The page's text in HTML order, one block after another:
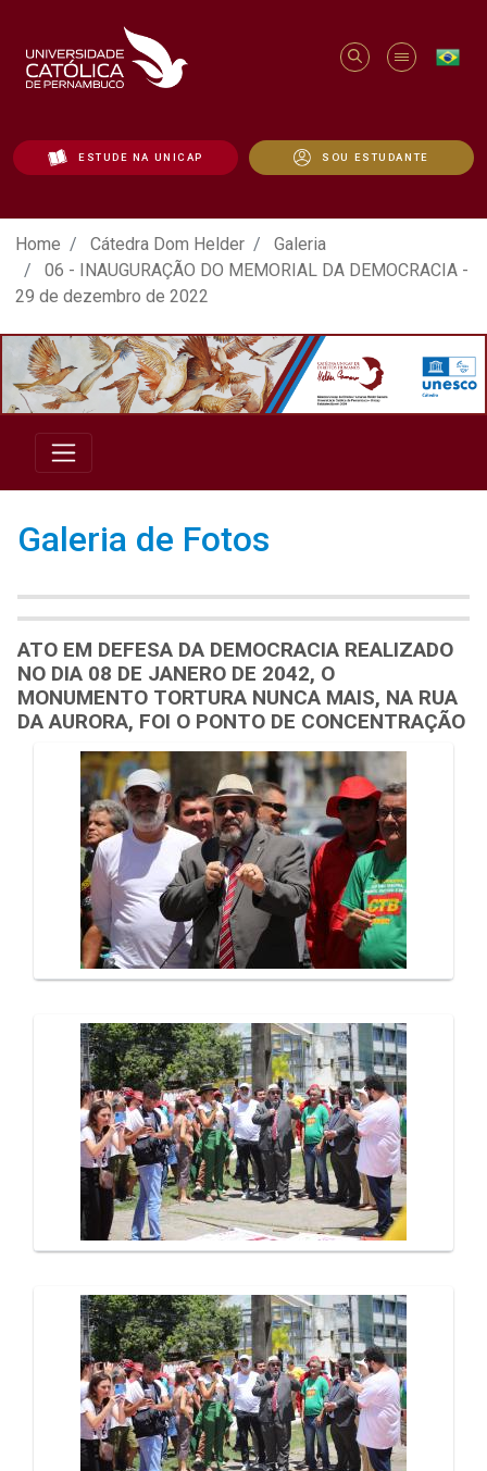
ESTUDE NA UNICAP SOU ESTUDANTE
ATO EM DEFESA DA DEMOCRACIA
Home Cátedra Dom Helder
Galeria
06 - INAUGURAÇÃO DO MEMORIAL DA DEMOCRACIA -
29 de dezembro de 2022
Galeria de Fotos
ATO EM DEFESA DA DEMOCRACIA REALIZADO
NO DIA 08 DE JANERO DE 2042, O
MONUMENTO TORTURA NUNCA MAIS, NA RUA
DA AURORA, FOI O PONTO DE CONCENTRAÇÃO
Galeria de Mídias